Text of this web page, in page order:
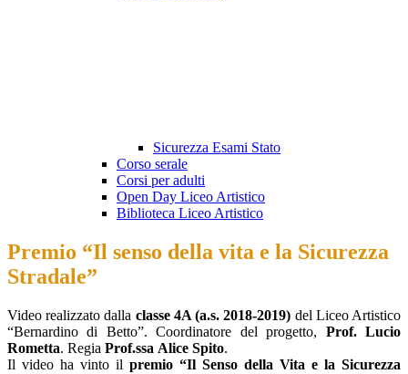
Sicurezza Esami Stato
Corso serale
Corsi per adulti
Open Day Liceo Artistico
Biblioteca Liceo Artistico
Premio “Il senso della vita e la Sicurezza
Stradale”
Video realizzato dalla classe 4A (a.s. 2018-2019) del Liceo Artistico
“Bernardino di Betto”. Coordinatore del progetto, Prof. Lucio
Rometta. Regia Prof.ssa Alice Spito.
Il video ha vinto il premio “Il Senso della Vita e la Sicurezza